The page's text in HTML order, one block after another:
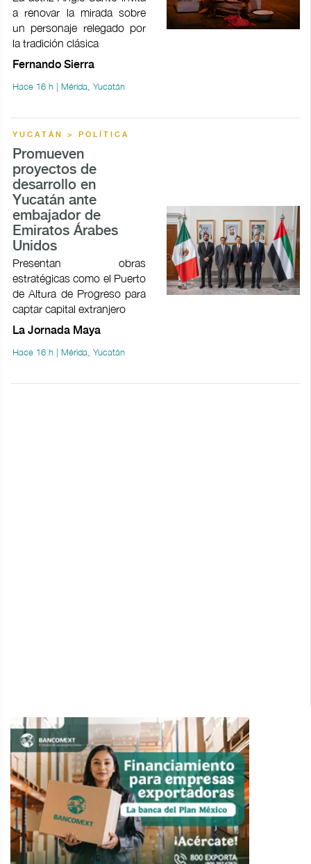
a renovar la mirada sobre
un personaje relegado por
la tradición clásica
Fernando Sierra
Hace 16 h | Mérida, Yucatán
YUCATÁN > POLÍTICA
Promueven
proyectos de
desarrollo en
Yucatán ante
embajador de
Emiratos Árabes
Unidos
Presentan obras
estratégicas como el Puerto
de Altura de Progreso para
captar capital extranjero
La Jornada Maya
Hace 16 h | Mérida, Yucatán